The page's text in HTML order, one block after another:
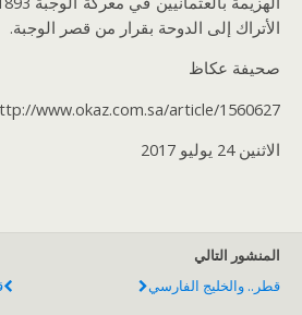
الأتراك إلى الدوحة بقرار من قصر الوجبة.
صحيفة عكاظ
www.okaz.com.sa/article/1560627
الاثنين 24 يوليو 2017
المنشور التالي
قطر.. والخليج الفارسي